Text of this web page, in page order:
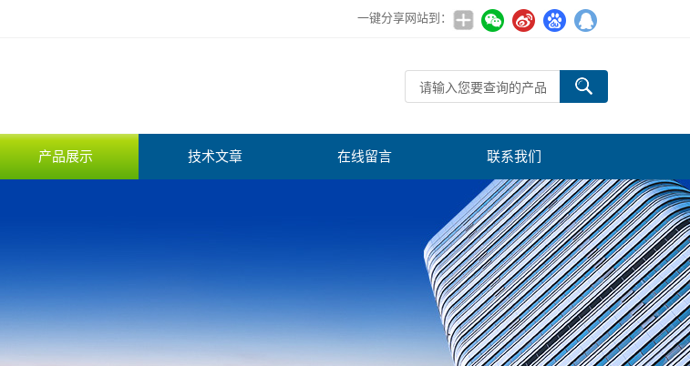
一键分享网站到：
产品展示 技术文章 在线留言 联系我们